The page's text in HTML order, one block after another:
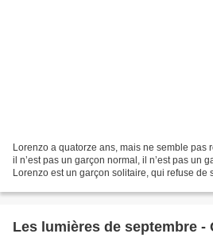
Lorenzo a quatorze ans, mais ne semble pas
il n’est pas un garçon normal, il n’est pas un
Lorenzo est un garçon solitaire, qui refuse de
Les lumières de septembre -